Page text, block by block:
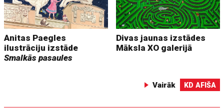
Anitas Paegles
ilustrāciju izstāde
Smalkās pasaules
Divas jaunas izstādes
Māksla XO galerijā
Vairāk KD AFIŠA